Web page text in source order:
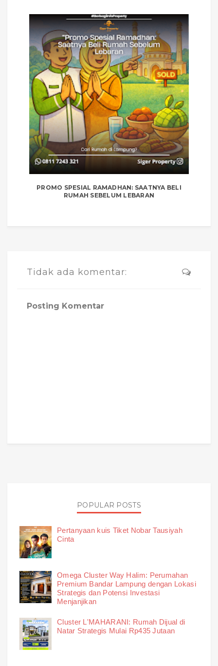
PROMO SPESIAL RAMADHAN: SAATNYA BELI
RUMAH SEBELUM LEBARAN
Tidak ada komentar:
Posting Komentar
POPULAR POSTS
Pertanyaan kuis Tiket Nobar Tausiyah
Cinta
Omega Cluster Way Halim: Perumahan
Premium Bandar Lampung dengan Lokasi
Strategis dan Potensi Investasi
Menjanjikan
Cluster L'MAHARANI: Rumah Dijual di
Natar Strategis Mulai Rp435 Jutaan